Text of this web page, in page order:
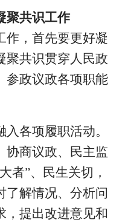
聚共识工作
作，首先要更好凝
聚共识贯穿人民政
参政议政各项职能
入各项履职活动。
协商议政、民主监
者”、民生关切，
了解情况、分析问
，提出改进意见和